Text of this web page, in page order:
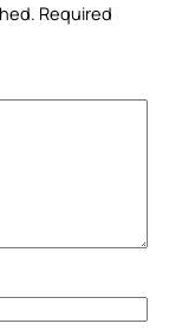
Required